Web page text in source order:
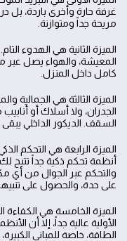
غرفة حارة وأخرى باردة، بل
مريحة جداً ومتوازنة.
الميزة الثانية هي الهدوء
المعيشة، والهواء يصل عبر
كامل داخل المنزل.
الميزة الثالثة هي الجمالية
الجدران، ولا أسلاك أو
السقف. الديكور الداخلي يبقى
الميزة الرابعة هي التحكم
أنظمة تحكم ذكية جداً تتيح
والتحكم عبر الجوال من أي
على حدة، والحصول على
الميزة الخامسة هي الكفاءة
الأولية عالية جداً، إلا أن
الطاقة، خاصة للمباني